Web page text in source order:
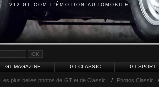
V12 GT.COM L'ÉMOTION AUTOMOBILE
GT MAGAZINE GT CLASSIC GT SPORT
Les plus belles photos de GT et de Classic. / Photos Classic